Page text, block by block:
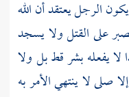
الرجل يعتقد أن الله
على القتل ولا يسجد
يفعله بشر قط بل ولا
لا ينتهي الأمر به